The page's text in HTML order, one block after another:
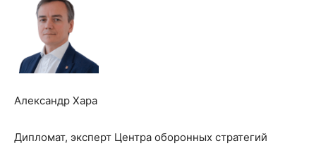
Александр Хара
Дипломат, эксперт Центра оборонных стратегий